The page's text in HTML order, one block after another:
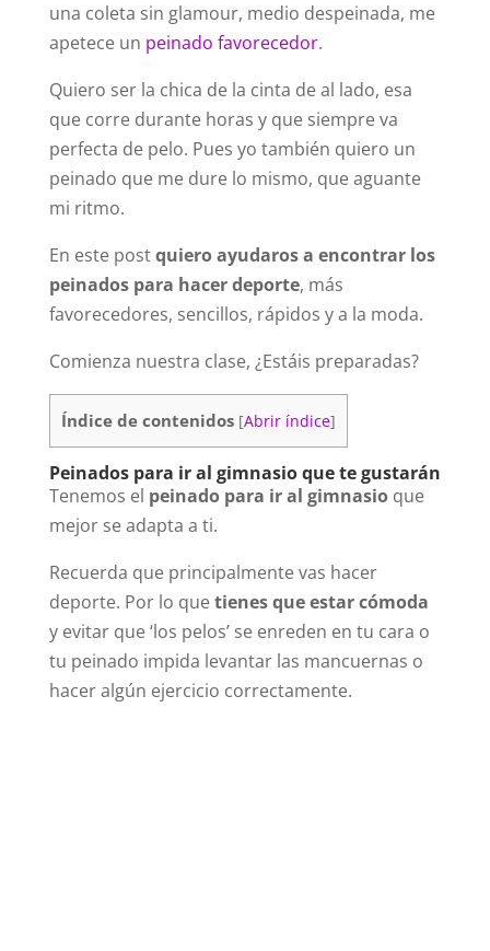
una coleta sin glamour, medio despeinada, me
apetece un peinado favorecedor.
Quiero ser la chica de la cinta de al lado, esa
que corre durante horas y que siempre va
perfecta de pelo. Pues yo también quiero un
peinado que me dure lo mismo, que aguante
mi ritmo.
En este postquiero ayudaros a encontrar los
peinados para hacer deporte, más
favorecedores, sencillos, rápidos y a la moda.
Comienza nuestra clase, ¿Estáis preparadas?
Índice de contenidos [Abrir índice]
Peinados para ir al gimnasio que te gustarán
Tenemos el peinado para ir al gimnasioque
mejor se adapta a ti.
Recuerda que principalmente vas hacer
deporte. Por lo quetienes que estar cómoda
y evitar que ‘los pelos’ se enreden en tu cara o
tu peinado impida levantar las mancuernas o
hacer algún ejercicio correctamente.